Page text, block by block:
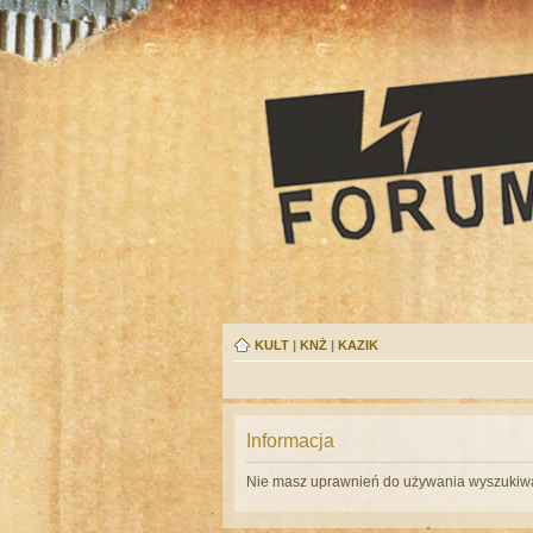
KULT | KNŻ | KAZIK
Informacja
Nie masz uprawnień do używania